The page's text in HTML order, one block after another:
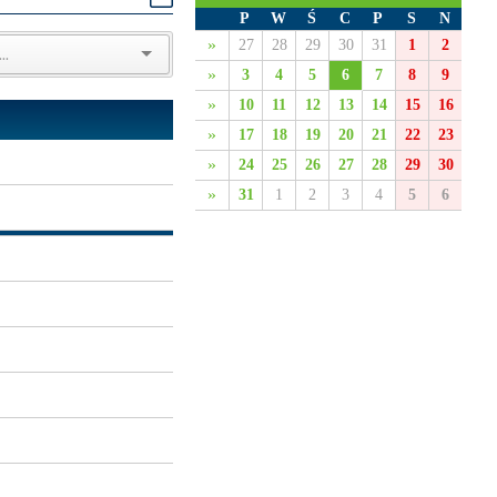
» 27 28 29 30 31 1 2
» 3 4 5 6 7 8 9
» 10 11 12 13 14 15 16
» 17 18 19 20 21 22 23
» 24 25 26 27 28 29 30
» 31 1 2 3 4 5 6
P W Ś C P S N